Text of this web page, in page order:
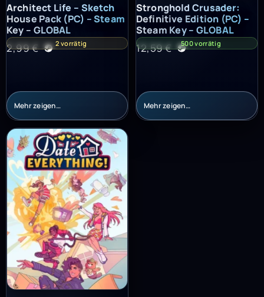
Architect Life – Sketch House Pack (PC) – Steam Key – GLOBAL
Architect Life – Sketch
House Pack (PC) – Steam
Key – GLOBAL
2,99€ 2 vorrätig
Mehr zeigen…
Stronghold Crusader: Definitive
Stronghold Crusader:
Definitive Edition (PC) –
Steam Key – GLOBAL
12,59€ 500 vorrätig
Mehr zeigen…